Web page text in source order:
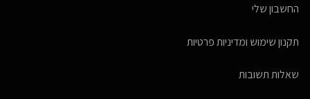
החשבון שלי
תקנון שימוש ומדיניות פרטיות
שאלות תשובות